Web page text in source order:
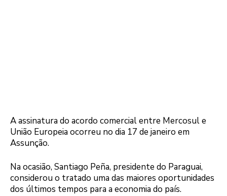
A assinatura do acordo comercial entre Mercosul e
União Europeia ocorreu no dia 17 de janeiro em
Assunção.
Na ocasião, Santiago Peña, presidente do Paraguai,
considerou o tratado uma das maiores oportunidades
dos últimos tempos para a economia do país.